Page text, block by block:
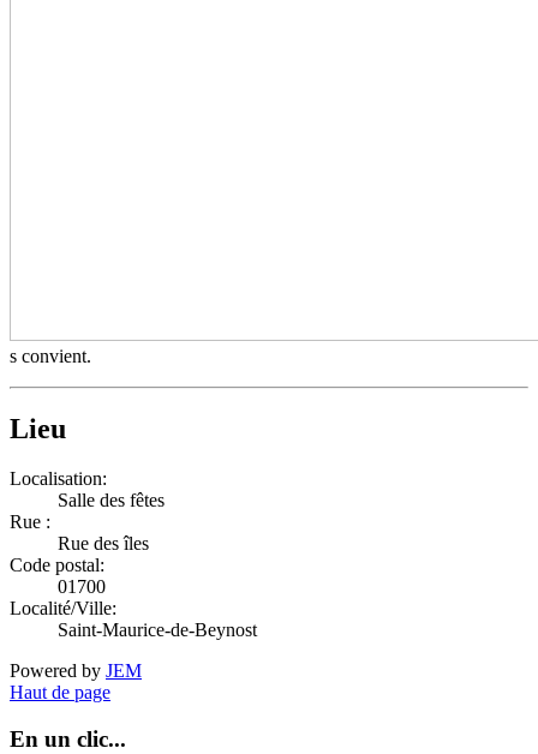
s convient.
Lieu
Localisation:
Salle des fêtes
Rue :
Rue des îles
Code postal:
01700
Localité/Ville:
Saint-Maurice-de-Beynost
Powered by JEM
Haut de page
En un clic...